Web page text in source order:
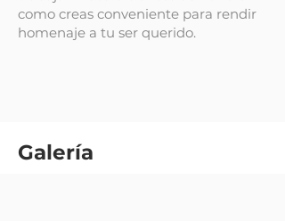
como creas conveniente para rendir
homenaje a tu ser querido.
Galería